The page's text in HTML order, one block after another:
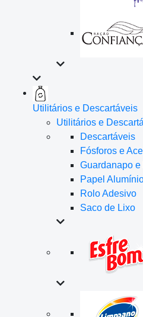
Utilitários e Descartáveis
Utilitários e
Descartáveis
Fósforos e
Guardanapo e
Papel
Rolo Adesivo
Saco de Lixo